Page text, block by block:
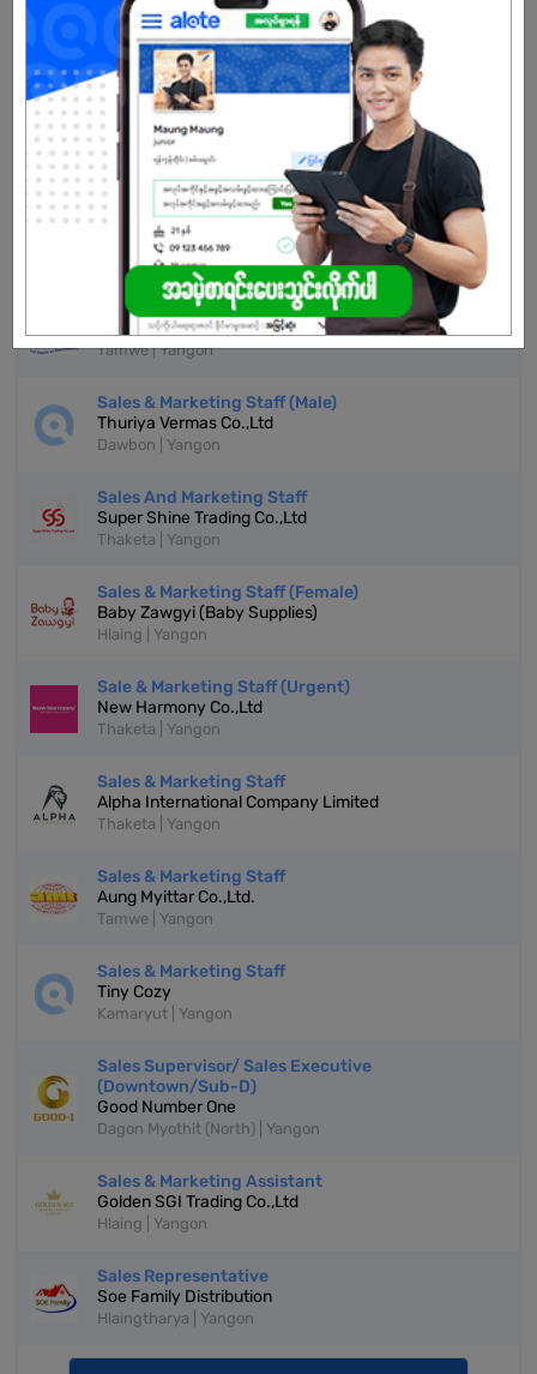
Don't have an account?
REGISTER NOW!
More Similar Jobs
Senior Sales Representative
Jie Xun Myanmar Trading Co.,Ltd
Dagon Myothit (East) | Yangon
Sales And Marketing Staff (Female)
Vision Care Co Ltd
Tamwe | Yangon
Sales & Marketing Staff (Male)
Thuriya Vermas Co.,Ltd
Dawbon | Yangon
Sales And Marketing Staff
Super Shine Trading Co.,Ltd
Thaketa | Yangon
Sales & Marketing Staff (Female)
Baby Zawgyi (Baby Supplies)
Hlaing | Yangon
Sale & Marketing Staff (Urgent)
New Harmony Co.,Ltd
Thaketa | Yangon
Sales & Marketing Staff
Alpha International Company Limited
Thaketa | Yangon
Sales & Marketing Staff
Aung Myittar Co.,Ltd.
Tamwe | Yangon
Sales & Marketing Staff
Tiny Cozy
Kamaryut | Yangon
Sales Supervisor/ Sales Executive
(Downtown/Sub-D)
Good Number One
Dagon Myothit (North) | Yangon
Sales & Marketing Assistant
Golden SGI Trading Co.,Ltd
Hlaing | Yangon
Sales Representative
Soe Family Distribution
Hlaingtharya | Yangon